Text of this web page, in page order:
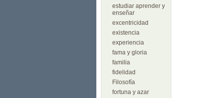
estudiar aprender y
enseñar
excentricidad
existencia
experiencia
fama y gloria
familia
fidelidad
Filosofía
fortuna y azar